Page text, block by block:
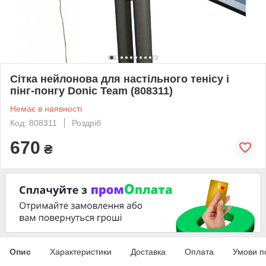
Сітка нейлонова для настільного тенісу і
пінг-понгу Donic Team (808311)
Немає в наявності
Код: 808311
Роздріб
670 ₴
Опис Характеристики Доставка Оплата Умови